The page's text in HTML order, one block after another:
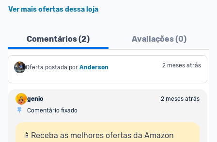
Ver mais ofertas dessa loja
Comentários (2) Avaliações (0)
Oferta postada por Anderson 2 meses atrás
genio
2 meses atrás
Comentário fixado
📱Receba as melhores ofertas da Amazon